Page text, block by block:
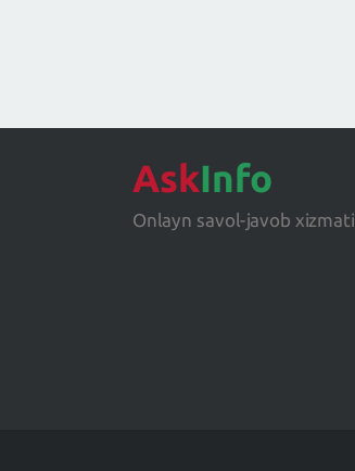
AskInfo
Onlayn savol-javob xizmati